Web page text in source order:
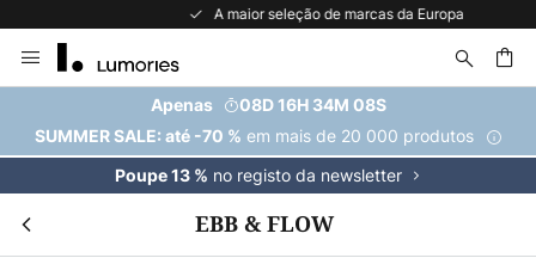
A maior seleção de marcas da Europa
para
Conteúdo
Apenas
08D 16H 34M 07S
SUMMER SALE: até -70 % em mais de 20 000 produtos
Poupe 13 % no registo da newsletter
EBB & FLOW